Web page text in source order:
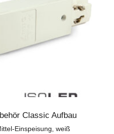
Classic Aufbau
Einspeisung, weiß